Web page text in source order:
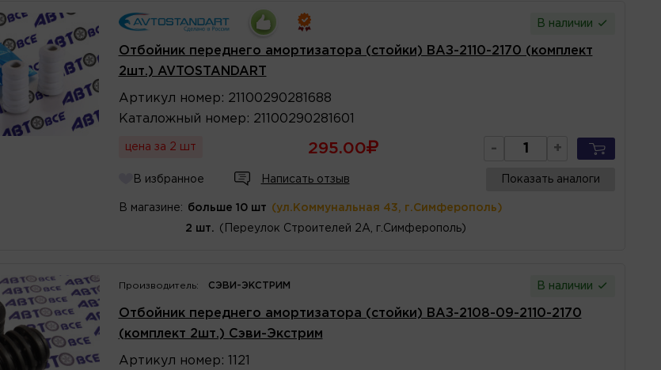
В наличии
Отбойник переднего амортизатора (стойки) ВАЗ-2110-2170 (комплект
2шт.) AVTOSTANDART
Артикул номер : 21100290281688
Каталожный номер : 21100290281601
цена за 2 шт 295.00 - +
В избранное Написать отзыв Показать аналоги
В магазине: больше 10 шт (ул.Коммунальная 43, г.Симферополь)
2 шт. (Переулок Строителей 2А, г.Симферополь)
Производитель: СЭВИ-ЭКСТРИМ В наличии
Отбойник переднего амортизатора (стойки) ВАЗ-2108-09-2110-2170
(комплект 2шт.) Сэви-Экстрим
Артикул номер : 1121